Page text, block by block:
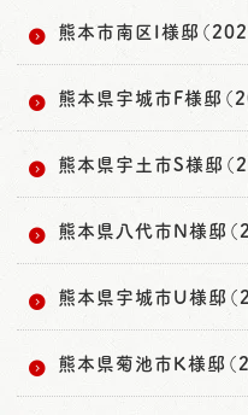
熊本市南区I様邸（
熊本県宇城市F様邸（
熊本県宇土市S様邸（
熊本県八代市N様邸（
熊本県宇城市U様邸（
熊本県菊池市K様邸（